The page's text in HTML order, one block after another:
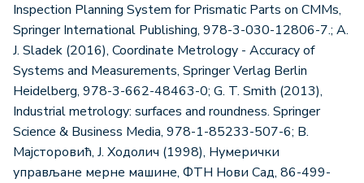
Inspection Planning System for Prismatic Parts on CMMs,
Springer International Publishing, 978-3-030-12806-7.; A.
J. Sladek (2016), Coordinate Metrology - Accuracy of
Systems and Measurements, Springer Verlag Berlin
Heidelberg, 978-3-662-48463-0; G. T. Smith (2013),
Industrial metrology: surfaces and roundness. Springer
Science & Business Media, 978-1-85233-507-6; В.
Мајсторовић, Ј. Ходолич (1998), Нумерички
управљане мерне машине, ФТН Нови Сад, 86-499-